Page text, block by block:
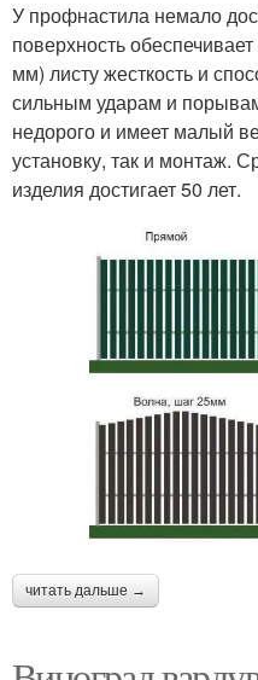
У профнастила немало
поверхность
мм) листу жесткость и
сильным ударам и
недорого и имеет малый
установку, так и монтаж.
изделия достигает 50 лет.
читать дальше →